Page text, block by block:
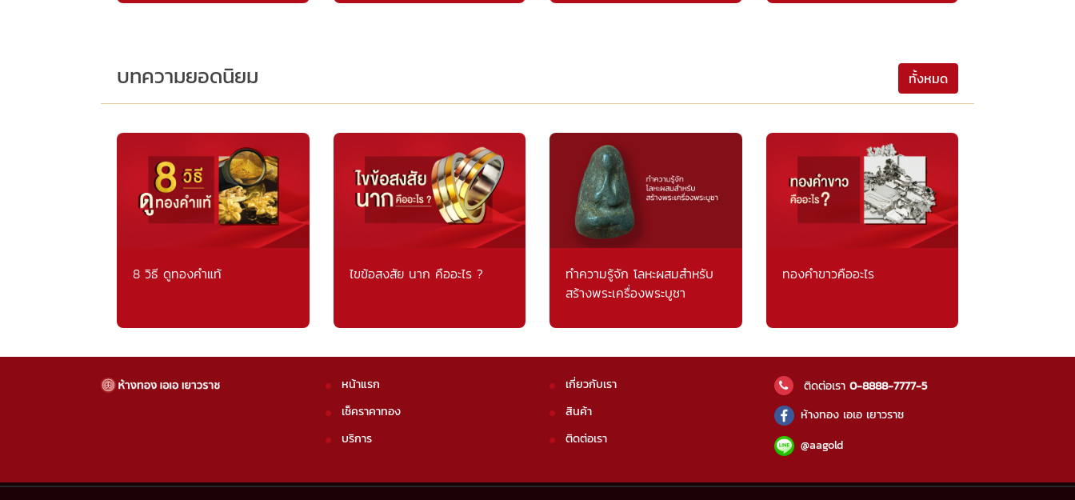
บทความยอดนิยม ทั้งหมด
8 วิธี ดูทองคำแท้ ไขข้อสงสัย นาก คืออะไร ?
ทำความรู้จัก โลหะผสมสำหรับ
สร้างพระเครื่องพระบูชา
ทองคำขาวคืออะไร
หน้าแรก
เช็คราคาทอง
บริการ
เกี่ยวกับเรา
สินค้า
ติดต่อเรา
ติดต่อเรา 0-8888-7777-5
ห้างทอง เอเอ เยาวราช
@aagold